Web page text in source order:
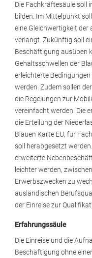
Die Fachkräftesäule soll
bilden. Im Mittelpunkt
eine Gleichwertigkeit
verlangt. Zukünftig soll
Beschäftigung ausüben
Gehaltsschwellen der
erleichterte
werden. Zudem sollen
die Regelungen zur
vereinfacht werden. Die
die Erteilung der
Blauen Karte EU, für
soll herabgesetzt
erweiterte
leichter werden,
Erwerbszwecken zu
ausländischen
der Einreise zur
Erfahrungssäule
Die Einreise und die
Beschäftigung ohne